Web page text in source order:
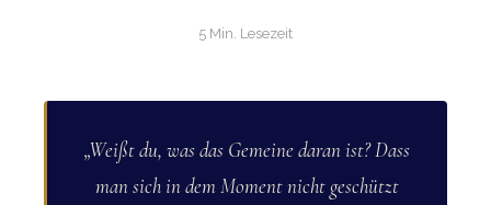
5 Min. Lesezeit
„Weißt du, was das Gemeine daran ist? Dass
man sich in dem Moment nicht geschützt